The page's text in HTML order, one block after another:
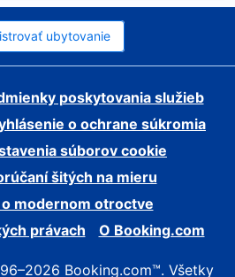
ubytovanie
poskytovania služieb
o ochrane súkromia
súborov cookie
šitých na mieru
modernom otroctve
právach
O Booking.com
Booking.com™. Všetky